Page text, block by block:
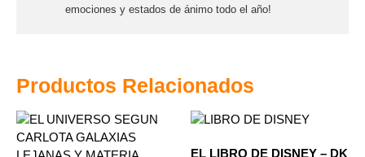
Productos Relacionados
EL LIBRO DE DISNEY – DK
emociones y estados de ánimo todo el año!